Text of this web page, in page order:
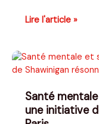
Expertise
(Overhaul)
de
Lycoming
Lire l'article »
Santé
une initiative